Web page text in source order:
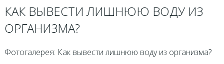
КАК ВЫВЕСТИ ЛИШНЮЮ ВОДУ ИЗ
ОРГАНИЗМА?
Фотогалерея: Как вывести лишнюю воду из организма?